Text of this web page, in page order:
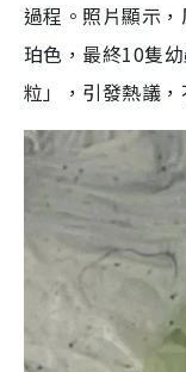
過程。照片顯示
珀色，最終10隻
粒」，引發熱議